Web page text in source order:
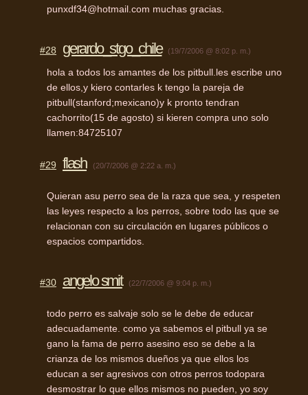
punxdf34@hotmail.com muchas gracias.
#28 gerardo_stgo_chile (19/7/2006 @ 8:02 p. m.)
hola a todos los amantes de los pitbull.les escribe uno
de ellos,y kiero contarles k tengo la pareja de
pitbull(stanford;mexicano)y k pronto tendran
cachorrito(15 de agosto) si kieren compra uno solo
llamen:84725107
#29 flash (20/7/2006 @ 2:22 a. m.)
Quieran asu perro sea de la raza que sea, y respeten
las leyes respecto a los perros, sobre todo las que se
relacionan con su circulación en lugares públicos o
espacios compartidos.
#30 angelo smit (22/7/2006 @ 9:04 p. m.)
todo perro es salvaje solo se le debe de educar
adecuadamente. como ya sabemos el pitbull ya se
gano la fama de perro asesino eso se debe a la
crianza de los mismos dueños ya que ellos los
educan a ser agresivos con otros perros todopara
desmostrar lo que ellos mismos no pueden, yo soy